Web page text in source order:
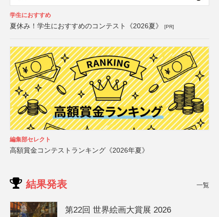
学生におすすめ
夏休み！学生におすすめのコンテスト《2026夏》 [PR]
編集部セレクト
高額賞金コンテストランキング《2026年夏》
結果発表 一覧
第22回 世界絵画大賞展 2026